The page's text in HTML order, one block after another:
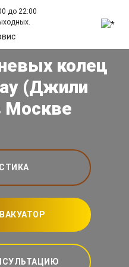
до 22:00
колец
(Джили
Москве